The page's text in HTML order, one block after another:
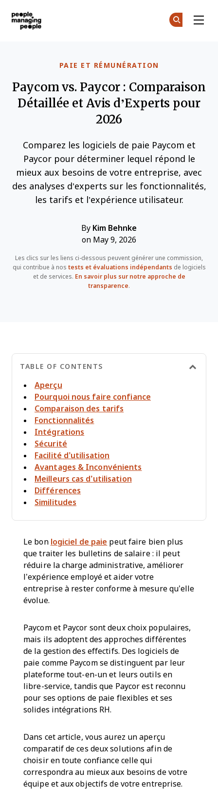
PAIE ET RÉMUNÉRATION
Paycom vs. Paycor : Comparaison
Détaillée et Avis d’Experts pour
2026
Comparez les logiciels de paie Paycom et
Paycor pour déterminer lequel répond le
mieux aux besoins de votre entreprise, avec
des analyses d’experts sur les fonctionnalités,
les tarifs et l’expérience utilisateur.
By Kim Behnke
on May 9, 2026
Les clics sur les liens ci-dessous peuvent générer une commission,
qui contribue à nos tests et évaluations indépendants de logiciels
et de services. En savoir plus sur notre approche de
transparence.
TABLE OF CONTENTS
Aperçu
Pourquoi nous faire confiance
Comparaison des tarifs
Fonctionnalités
Intégrations
Sécurité
Facilité d’utilisation
Avantages & Inconvénients
Meilleurs cas d’utilisation
Différences
Similitudes
Le bon logiciel de paie peut faire bien plus
que traiter les bulletins de salaire : il peut
réduire la charge administrative, améliorer
l’expérience employé et aider votre
entreprise à rester conforme à mesure qu’elle
évolue.
Paycom et Paycor sont deux choix populaires,
mais ils adoptent des approches différentes
de la gestion des effectifs. Des logiciels de
paie comme Paycom se distinguent par leur
plateforme tout-en-un et leurs outils en
libre-service, tandis que Paycor est reconnu
pour ses options de paie flexibles et ses
solides intégrations RH.
Dans cet article, vous aurez un aperçu
comparatif de ces deux solutions afin de
choisir en toute confiance celle qui
correspondra au mieux aux besoins de votre
équipe et aux objectifs de votre entreprise.